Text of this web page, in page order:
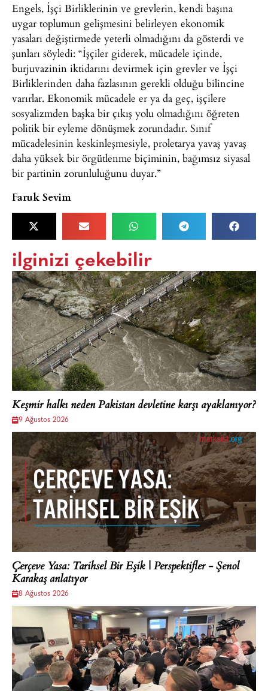
Engels, İşçi Birliklerinin ve grevlerin, kendi başına
uygar toplumun gelişmesini belirleyen ekonomik
yasaları değiştirmede yeterli olmadığını da gösterdi ve
şunları söyledi: “İşçiler giderek, mücadele içinde,
burjuvazinin iktidarını devirmek için grevler ve İşçi
Birliklerinden daha fazlasının gerekli olduğu bilincine
varırlar. Ekonomik mücadele er ya da geç, işçilere
sosyalizmden başka bir çıkış yolu olmadığını öğreten
politik bir eyleme dönüşmek zorundadır. Sınıf
mücadelesinin keskinleşmesiyle, proletarya yavaş yavaş
daha yüksek bir örgütlenme biçiminin, bağımsız siyasal
bir partinin zorunluluğunu duyar.”
Faruk Sevim
ilginizi çekebilir
Keşmir halkı neden Pakistan devletine karşı ayaklanıyor?
9 Ağustos 2026
Çerçeve Yasa: Tarihsel Bir Eşik | Perspektifler - Şenol
Karakaş anlatıyor
8 Ağustos 2026